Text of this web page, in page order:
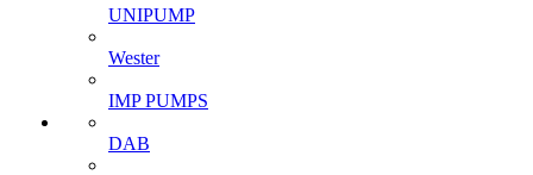
UNIPUMP
Wester
IMP PUMPS
DAB